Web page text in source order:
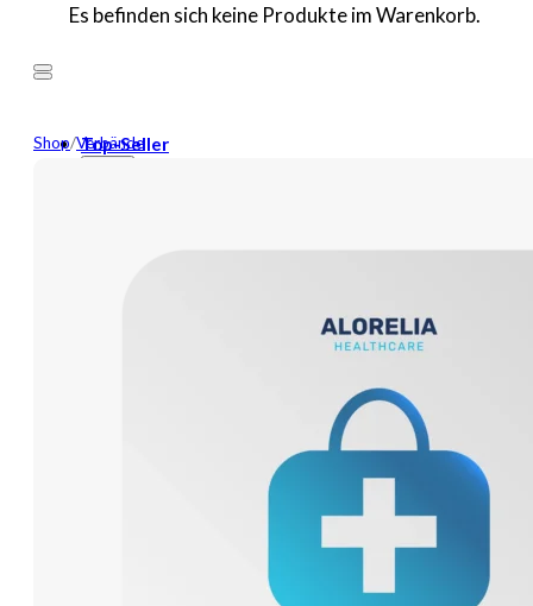
Es befinden sich keine Produkte im Warenkorb.
Top-Seller
Wundcremes & Spray
Pen Nadeln
Shop/Verbände